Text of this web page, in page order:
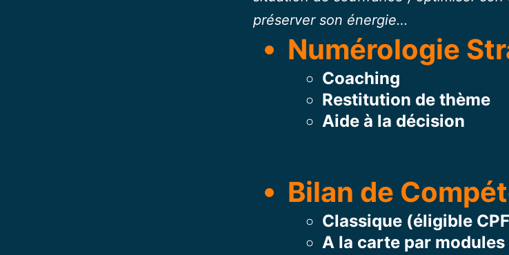
préserver son énergie…
Numérologie
Coaching
Restitution de thème
Aide à la décision
Bilan de
Classique (éligible
A la carte par modules